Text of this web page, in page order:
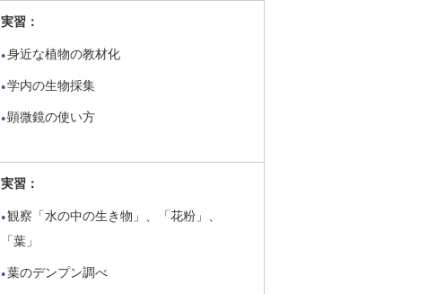
実習：
身近な植物の教材化
学内の生物採集
顕微鏡の使い方
実習：
観察「水の中の生き物」、「花粉」、
「葉」
葉のデンプン調べ